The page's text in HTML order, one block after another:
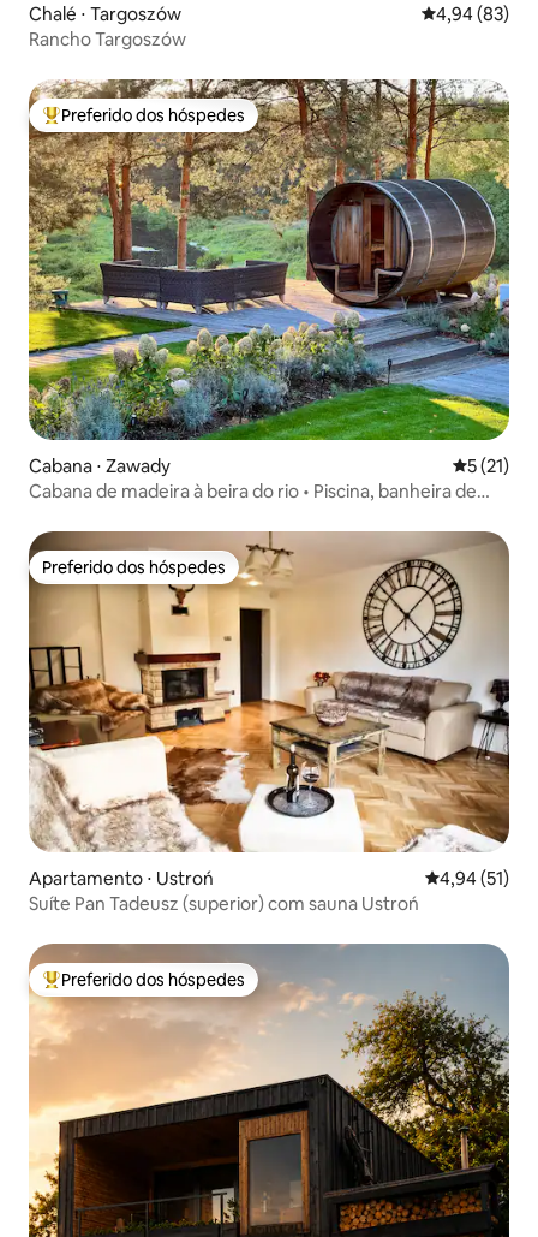
Chalé ⋅ Targoszów 4,94 de uma
4,94 (83)
Rancho Targoszów
Entre os melhores preferidos dos hóspedes
Preferido dos hóspedes
Cabana ⋅ Zawady 5 de uma
5 (21)
Cabana de madeira à beira do rio • Piscina, banheira de
Preferido dos hóspedes
Preferido dos hóspedes
Apartamento ⋅ Ustroń 4,94 de uma
4,94 (51)
Suíte Pan Tadeusz (superior) com sauna Ustroń
Entre os melhores preferidos dos hóspedes
Preferido dos hóspedes